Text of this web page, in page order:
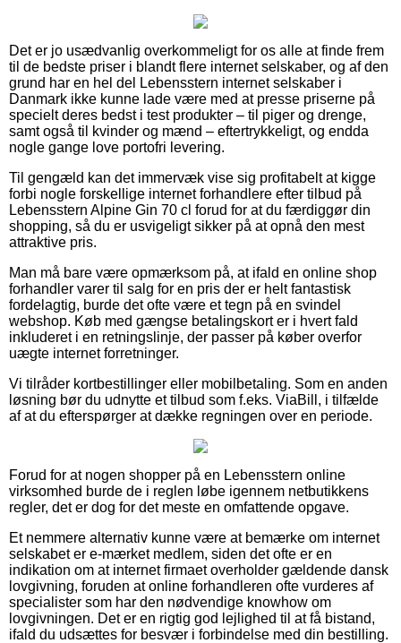
Det er jo usædvanlig overkommeligt for os alle at finde frem
til de bedste priser i blandt flere internet selskaber, og af den
grund har en hel del Lebensstern internet selskaber i
Danmark ikke kunne lade være med at presse priserne på
specielt deres bedst i test produkter – til piger og drenge,
samt også til kvinder og mænd – eftertrykkeligt, og endda
nogle gange love portofri levering.
Til gengæld kan det immervæk vise sig profitabelt at kigge
forbi nogle forskellige internet forhandlere efter tilbud på
Lebensstern Alpine Gin 70 cl forud for at du færdiggør din
shopping, så du er usvigeligt sikker på at opnå den mest
attraktive pris.
Man må bare være opmærksom på, at ifald en online shop
forhandler varer til salg for en pris der er helt fantastisk
fordelagtig, burde det ofte være et tegn på en svindel
webshop. Køb med gængse betalingskort er i hvert fald
inkluderet i en retningslinje, der passer på køber overfor
uægte internet forretninger.
Vi tilråder kortbestillinger eller mobilbetaling. Som en anden
løsning bør du udnytte et tilbud som f.eks. ViaBill, i tilfælde
af at du efterspørger at dække regningen over en periode.
Forud for at nogen shopper på en Lebensstern online
virksomhed burde de i reglen løbe igennem netbutikkens
regler, det er dog for det meste en omfattende opgave.
Et nemmere alternativ kunne være at bemærke om internet
selskabet er e-mærket medlem, siden det ofte er en
indikation om at internet firmaet overholder gældende dansk
lovgivning, foruden at online forhandleren ofte vurderes af
specialister som har den nødvendige knowhow om
lovgivningen. Det er en rigtig god lejlighed til at få bistand,
ifald du udsættes for besvær i forbindelse med din bestilling.